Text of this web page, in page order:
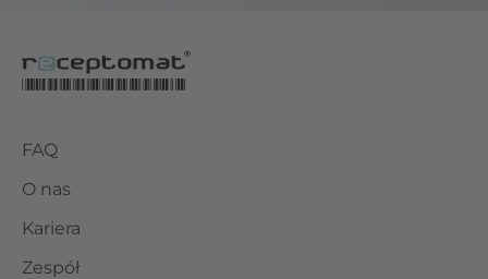
FAQ
O nas
Kariera
Zespół